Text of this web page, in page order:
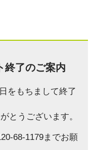
終了のご案内
をもちまして終了
とうございます。
68-1179までお願